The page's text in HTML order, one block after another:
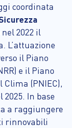
coordinata
2022 il
L’attuazione
il Piano
e il Piano
Clima (PNIEC),
In base
a raggiungere
rinnovabili